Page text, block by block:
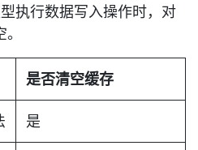
执行数据写入操作时，对
是否清空缓存
是